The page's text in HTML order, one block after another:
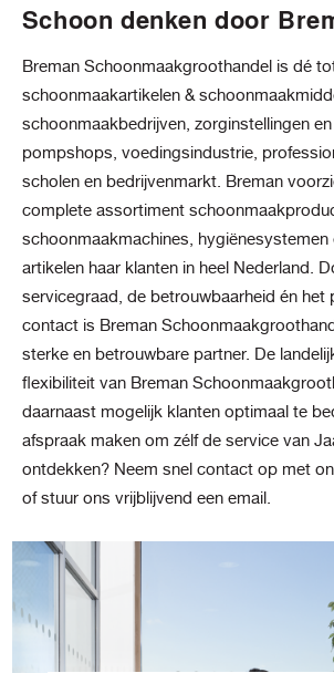
Schoon denken door
Breman Schoonmaakgroothandel is dé
schoonmaakartikelen &
schoonmaakbedrijven, zorginstellingen en
pompshops, voedingsindustrie,
scholen en bedrijvenmarkt. Breman
complete assortiment
schoonmaakmachines,
artikelen haar klanten in heel Nederland.
servicegraad, de betrouwbaarheid én het
contact is Breman
sterke en betrouwbare partner. De
flexibiliteit van Breman
daarnaast mogelijk klanten optimaal te
afspraak maken om zélf de service van
ontdekken? Neem snel contact op met
of stuur ons vrijblijvend een email.